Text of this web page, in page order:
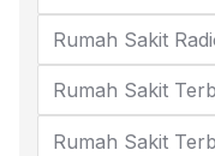
Rumah Sakit
Rumah Sakit
Rumah Sakit